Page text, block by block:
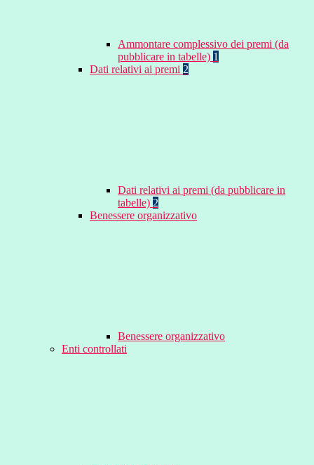
Ammontare complessivo dei premi (da
pubblicare in tabelle) 1
Dati relativi ai premi 2
Dati relativi ai premi (da pubblicare in
tabelle) 2
Benessere organizzativo
Benessere organizzativo
Enti controllati